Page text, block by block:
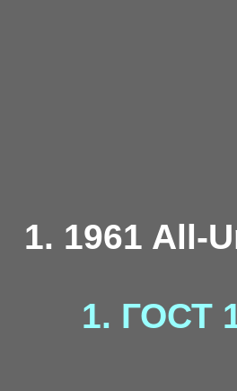
1. 1961 All-
1. ГОСТ